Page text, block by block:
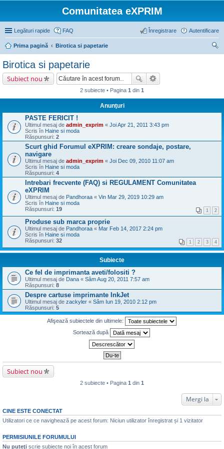
Comunitatea eXPRIM
Legături rapide FAQ Autentificare
Înregistrare
Prima pagină
Birotica si papetarie
Birotica si papetarie
Subiect nou
2 subiecte • Pagina 1 din 1
Anunţuri
PASTE FERICIT !
Ultimul mesaj de admin_exprim « Joi Apr 21, 2011 3:43 pm
Scris în Haine si moda
Răspunsuri: 2
Scurt ghid Forumul eXPRIM: creare sondaje, postare,
navigare
Ultimul mesaj de admin_exprim « Joi Dec 09, 2010 11:07 am
Scris în Haine si moda
Răspunsuri: 4
Intrebari frecvente (FAQ) si REGULAMENT Comunitatea
eXPRIM
Ultimul mesaj de Pandhoraa « Vin Mar 29, 2019 10:29 am
Scris în Haine si moda
Răspunsuri: 19 1 2
Produse sub marca proprie
Ultimul mesaj de Pandhoraa « Mar Feb 14, 2017 2:24 pm
Scris în Haine si moda
Răspunsuri: 32 1 2 3 4
Subiecte
Ce fel de imprimanta aveti/folositi ?
Ultimul mesaj de Dana « Sâm Aug 20, 2011 7:57 am
Răspunsuri: 8
Despre cartuse imprimante InkJet
Ultimul mesaj de zackyler « Sâm Iun 19, 2010 2:12 pm
Răspunsuri: 5
Afişează subiectele din ultimele:
Sortează după
Subiect nou
2 subiecte • Pagina 1 din 1
Mergi la
CINE ESTE CONECTAT
Utilizatori ce ce navighează pe acest forum: Niciun utilizator înregistrat și 1 vizitator
PERMISIUNILE FORUMULUI
Nu puteţi scrie subiecte noi în acest forum